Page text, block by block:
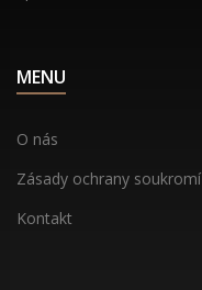
MENU
O nás
Zásady ochrany soukromí
Kontakt